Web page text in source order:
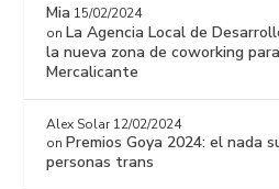
Mia 15/02/2024
on La Agencia Local de
la nueva zona de coworking
Mercalicante
Alex Solar 12/02/2024
on Premios Goya 2024: el nada
personas trans